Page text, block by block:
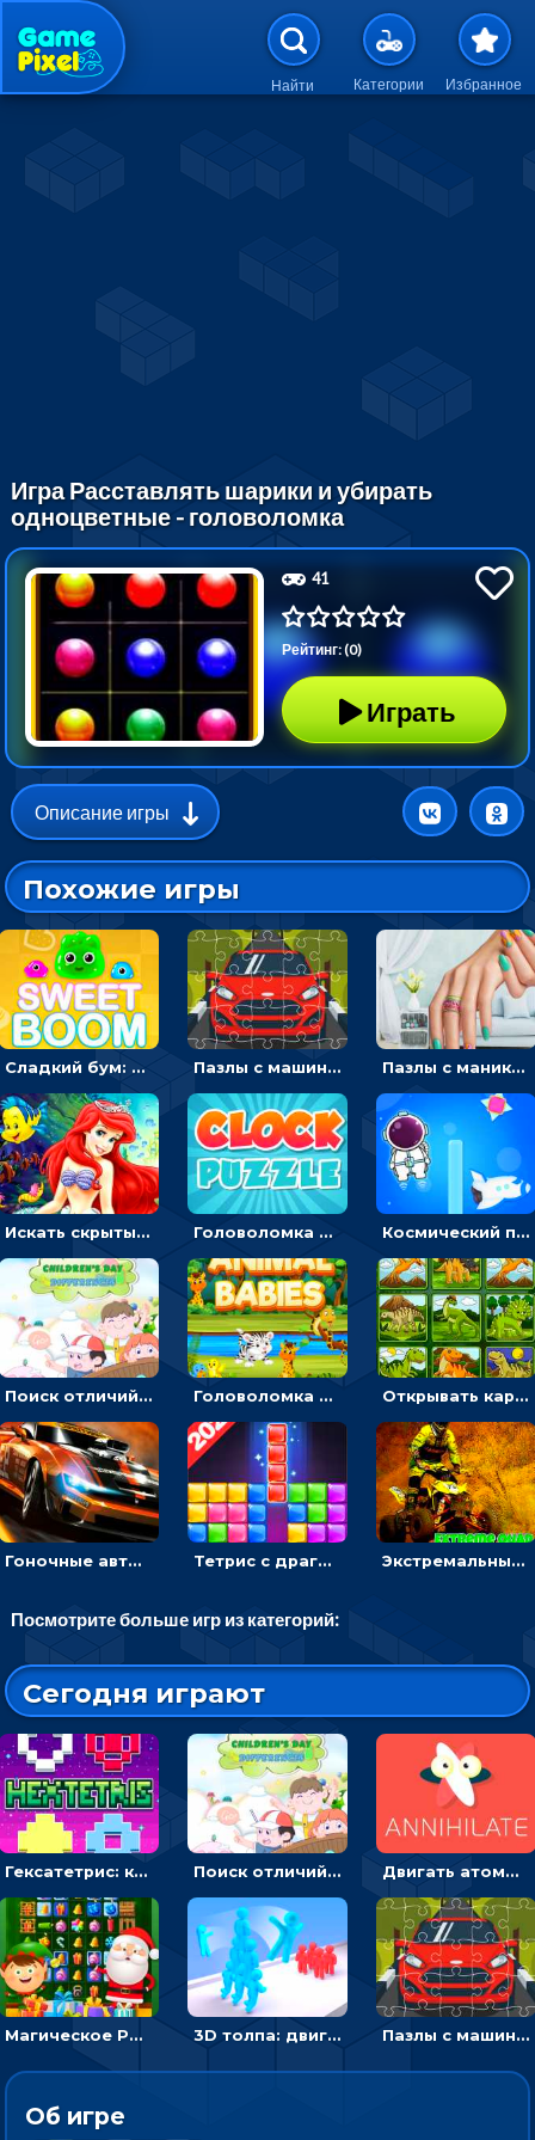
Перейти к основному
Найти Категории Избранное
Игра Расставлять шарики и убирать
одноцветные - головоломка
41
Рейтинг: (0)
Играть
Описание игры
Похожие игры
Сладкий бум: тапнуть, чтобы взорвать желейки - головоломка Пазлы с машинами Форд: собирать картинки и открывать новые Пазлы с маникюром: собери идеальный рисунок для ногтей
Искать скрытый алфавит на картинках с мультяшными героями - головоломка для детей Головоломка с часами для детей: читать время по циферблату Космический побег: двигать космонавта, чтобы попасть к кораблю
Поиск отличий на картинках с детьми - головоломка Головоломка Звери-малыши: открывай карточки по очереди, чтобы найти одинаковые Открывать картинки с динозаврами и складывать в пары по памяти - головоломка
Гоночные авто в пазлах: разбей картинку и собери снова Тетрис с драгоценными камнями: расставляй блоки, чтобы получить линию - головоломка Экстремальные пазлы с квадроциклами: собирать крутые тачки
Посмотрите больше игр из категорий:
Сегодня играют
Гексатетрис: кидать блок, чтобы складывать три в ряд - головоломка Поиск отличий на картинках с детьми - головоломка Двигать атомы, чтобы соединить – головоломка
Магическое Рождество: соедини три в ряд и выполни задание 3D толпа: двигаться и собирать цветных человечков Пазлы с машинами Форд: собирать картинки и открывать новые
Об игре